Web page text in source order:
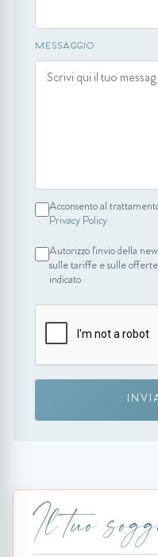
MESSAGGIO
Acconsento al
Privacy Policy
Autorizzo l'invio della
sulle tariffe e sulle offerte
indicato
Il tuo